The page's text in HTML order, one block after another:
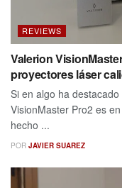
REVIEWS
Valerion
proyectores láser
Si en algo ha
VisionMaster Pro2 es
hecho ...
POR JAVIER SUAREZ